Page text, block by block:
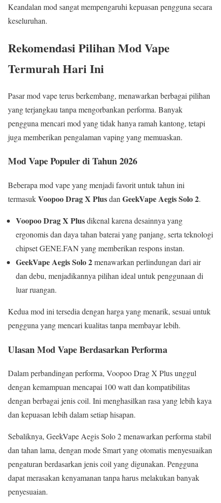
Keandalan mod sangat mempengaruhi kepuasan pengguna secara
keseluruhan.
Rekomendasi Pilihan Mod Vape
Termurah Hari Ini
Pasar mod vape terus berkembang, menawarkan berbagai pilihan
yang terjangkau tanpa mengorbankan performa. Banyak
pengguna mencari mod yang tidak hanya ramah kantong, tetapi
juga memberikan pengalaman vaping yang memuaskan.
Mod Vape Populer di Tahun 2026
Beberapa mod vape yang menjadi favorit untuk tahun ini
termasukVoopoo Drag X Plusdan GeekVape Aegis Solo 2.
Voopoo Drag X Plusdikenal karena desainnya yang
ergonomis dan daya tahan baterai yang panjang, serta teknologi
chipset GENE.FAN yang memberikan respons instan.
GeekVape Aegis Solo 2menawarkan perlindungan dari air
dan debu, menjadikannya pilihan ideal untuk penggunaan di
luar ruangan.
Kedua mod ini tersedia dengan harga yang menarik, sesuai untuk
pengguna yang mencari kualitas tanpa membayar lebih.
Ulasan Mod Vape Berdasarkan Performa
Dalam perbandingan performa, Voopoo Drag X Plus unggul
dengan kemampuan mencapai 100 watt dan kompatibilitas
dengan berbagai jenis coil. Ini menghasilkan rasa yang lebih kaya
dan kepuasan lebih dalam setiap hisapan.
Sebaliknya, GeekVape Aegis Solo 2 menawarkan performa stabil
dan tahan lama, dengan mode Smart yang otomatis menyesuaikan
pengaturan berdasarkan jenis coil yang digunakan. Pengguna
dapat merasakan kenyamanan tanpa harus melakukan banyak
penyesuaian.